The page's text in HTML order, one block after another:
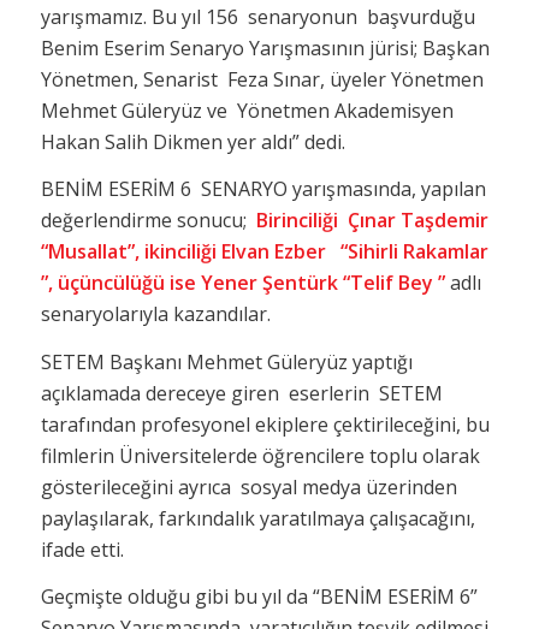
yarışmamız. Bu yıl 156 senaryonun başvurduğu
Benim Eserim Senaryo Yarışmasının jürisi; Başkan
Yönetmen, Senarist Feza Sınar, üyeler Yönetmen
Mehmet Güleryüz ve Yönetmen Akademisyen
Hakan Salih Dikmen yer aldı” dedi.
BENİM ESERİM 6 SENARYO yarışmasında, yapılan
değerlendirme sonucu; Birinciliği Çınar Taşdemir
“Musallat”, ikinciliği Elvan Ezber “Sihirli Rakamlar
”, üçüncülüğü ise Yener Şentürk “Telif Bey ”adlı
senaryolarıyla kazandılar.
SETEM Başkanı Mehmet Güleryüz yaptığı
açıklamada dereceye giren eserlerin SETEM
tarafından profesyonel ekiplere çektirileceğini, bu
filmlerin Üniversitelerde öğrencilere toplu olarak
gösterileceğini ayrıca sosyal medya üzerinden
paylaşılarak, farkındalık yaratılmaya çalışacağını,
ifade etti.
Geçmişte olduğu gibi bu yıl da “BENİM ESERİM 6”